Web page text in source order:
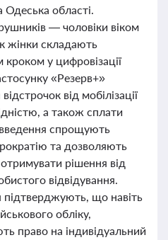
Одеська області.
— чоловіки віком
жінки складають
кроком у цифровізації
«Резерв+»
від мобілізації
а також сплати
спрощують
та дозволяють
рішення від
відвідування.
підтверджують, що навіть
обліку,
право на індивідуальний